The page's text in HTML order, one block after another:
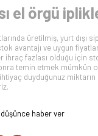
el örgü
üretilmiş, yurt dışı
avantajı ve uygun
fazlası olduğu için
temin etmek mümkün
duyduğunuz
haber ver